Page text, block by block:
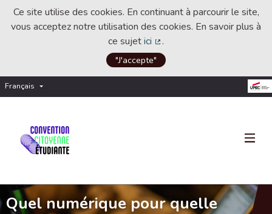
Ce site utilise des cookies. En continuant à parcourir le site,
vous acceptez notre utilisation des cookies. En savoir plus à
ce sujetici
(Lien externe)
.
"J'accepte"
Français Choisir la langue
Quel numérique pour quelle